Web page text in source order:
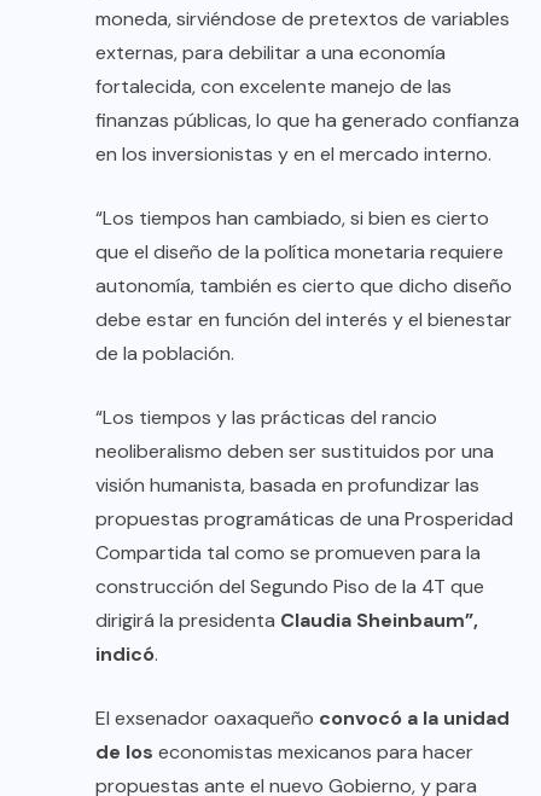
moneda, sirviéndose de pretextos de variables
externas, para debilitar a una economía
fortalecida, con excelente manejo de las
finanzas públicas, lo que ha generado confianza
en los inversionistas y en el mercado interno.
“Los tiempos han cambiado, si bien es cierto
que el diseño de la política monetaria requiere
autonomía, también es cierto que dicho diseño
debe estar en función del interés y el bienestar
de la población.
“Los tiempos y las prácticas del rancio
neoliberalismo deben ser sustituidos por una
visión humanista, basada en profundizar las
propuestas programáticas de una Prosperidad
Compartida tal como se promueven para la
construcción del Segundo Piso de la 4T que
dirigirá la presidenta Claudia Sheinbaum”,
indicó.
El exsenador oaxaqueño convocó a la unidad
de los economistas mexicanos para hacer
propuestas ante el nuevo Gobierno, y para